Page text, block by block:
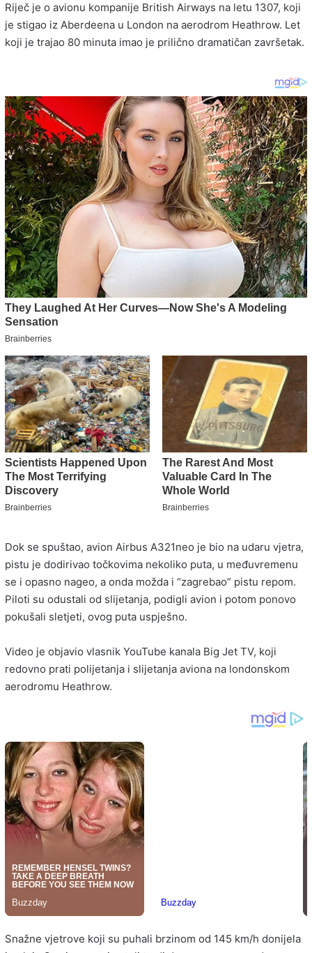
Riječ je o avionu kompanije British Airways na letu 1307, koji
je stigao iz Aberdeena u London na aerodrom Heathrow. Let
koji je trajao 80 minuta imao je prilično dramatičan završetak.
Dok se spuštao, avion Airbus A321neo je bio na udaru vjetra,
pistu je dodirivao točkovima nekoliko puta, u međuvremenu
se i opasno nageo, a onda možda i “zagrebao” pistu repom.
Piloti su odustali od slijetanja, podigli avion i potom ponovo
pokušali sletjeti, ovog puta uspješno.
Video je objavio vlasnik YouTube kanala Big Jet TV, koji
redovno prati polijetanja i slijetanja aviona na londonskom
aerodromu Heathrow.
Snažne vjetrove koji su puhali brzinom od 145 km/h donijela